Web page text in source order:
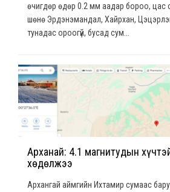
өчигдөр өдөр 0.2 мм аадар бороо, цас
шөнө Эрдэнэмандал, Хайрхан,
тунадас ороогүй, бусад сум...
Арханай: 4.1 магнитудын
хөдөлжээ
Архангай аймгийн Ихтамир сумаас